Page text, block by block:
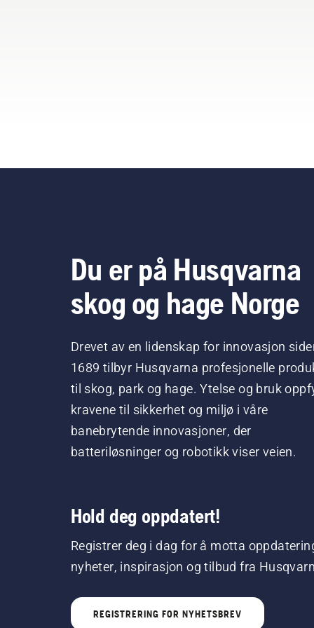
Du er på Husqvarna
skog og hage Norge
Drevet av en lidenskap for innovasjon
1689 tilbyr Husqvarna profesjonelle
til skog, park og hage. Ytelse og bruk
kravene til sikkerhet og miljø i våre
banebrytende innovasjoner, der
batteriløsninger og robotikk viser veien.
Hold deg oppdatert!
Registrer deg i dag for å motta
nyheter, inspirasjon og tilbud fra
REGISTRERING FOR NYHETSBREV